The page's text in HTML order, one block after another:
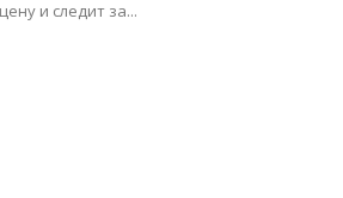
и следит за...